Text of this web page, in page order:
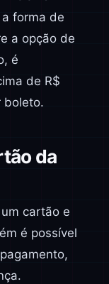
forma de
a opção de
é
de R$
boleto.
da
cartão e
é possível